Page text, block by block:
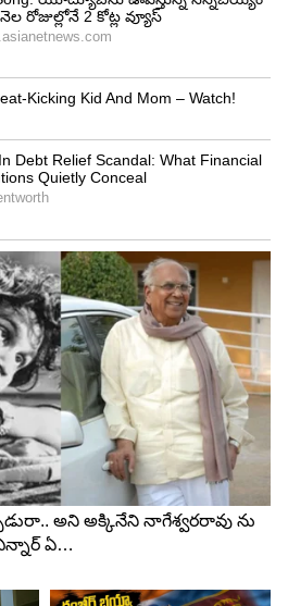
రెండో టెస్టు ఆడతానని
సమాచారం... దీంతో
పయనం కాబోతున్నాడు.